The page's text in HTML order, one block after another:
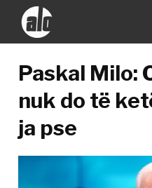
Paskal Milo:
nuk do të
ja pse